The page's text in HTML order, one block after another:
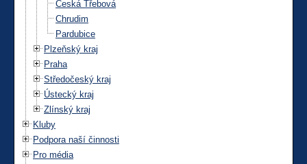
Česká Třebová
Chrudim
Pardubice
Plzeňský kraj
Praha
Středočeský kraj
Ústecký kraj
Zlínský kraj
Kluby
Podpora naší činnosti
Pro média